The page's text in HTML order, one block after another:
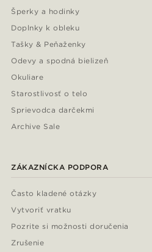
Šperky a hodinky
Doplnky k obleku
Tašky & Peňaženky
Odevy a spodná bielizeň
Okuliare
Starostlivosť o telo
Sprievodca darčekmi
Archive Sale
ZÁKAZNÍCKA PODPORA
Často kladené otázky
Vytvoriť vratku
Pozrite si možnosti doručenia
Zrušenie